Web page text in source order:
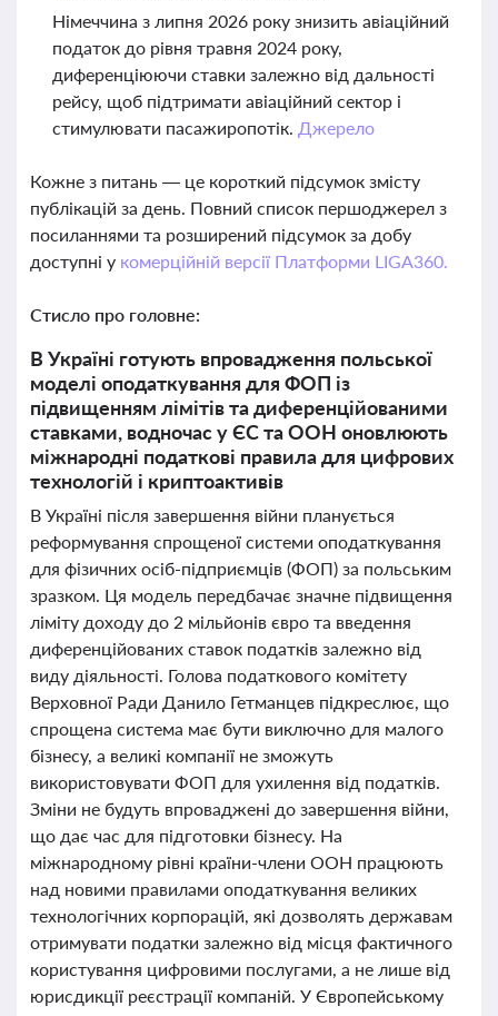
Німеччина з липня 2026 року знизить авіаційний
податок до рівня травня 2024 року,
диференціюючи ставки залежно від дальності
рейсу, щоб підтримати авіаційний сектор і
стимулювати пасажиропотік. Джерело
Кожне з питань — це короткий підсумок змісту
публікацій за день. Повний список першоджерел з
посиланнями та розширений підсумок за добу
доступні у комерційній версії Платформи LIGA360.
Стисло про головне:
В Україні готують впровадження польської
моделі оподаткування для ФОП із
підвищенням лімітів та диференційованими
ставками, водночас у ЄС та ООН оновлюють
міжнародні податкові правила для цифрових
технологій і криптоактивів
В Україні після завершення війни планується
реформування спрощеної системи оподаткування
для фізичних осіб-підприємців (ФОП) за польським
зразком. Ця модель передбачає значне підвищення
ліміту доходу до 2 мільйонів євро та введення
диференційованих ставок податків залежно від
виду діяльності. Голова податкового комітету
Верховної Ради Данило Гетманцев підкреслює, що
спрощена система має бути виключно для малого
бізнесу, а великі компанії не зможуть
використовувати ФОП для ухилення від податків.
Зміни не будуть впроваджені до завершення війни,
що дає час для підготовки бізнесу. На
міжнародному рівні країни-члени ООН працюють
над новими правилами оподаткування великих
технологічних корпорацій, які дозволять державам
отримувати податки залежно від місця фактичного
користування цифровими послугами, а не лише від
юрисдикції реєстрації компаній. У Європейському